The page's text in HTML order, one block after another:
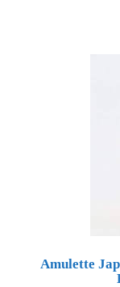
Amulette